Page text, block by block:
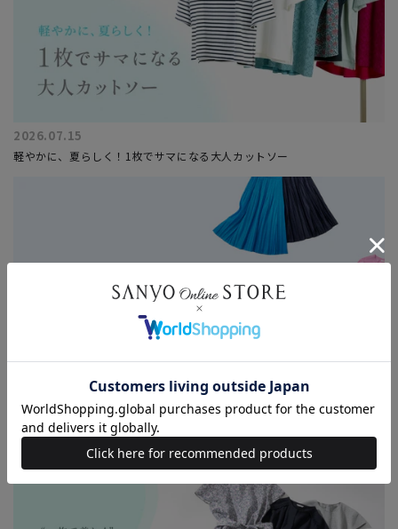
2026.07.15
軽やかに、夏らしく！1枚でサマになる大人カットソー
2026.06.26
サマーセール開催中